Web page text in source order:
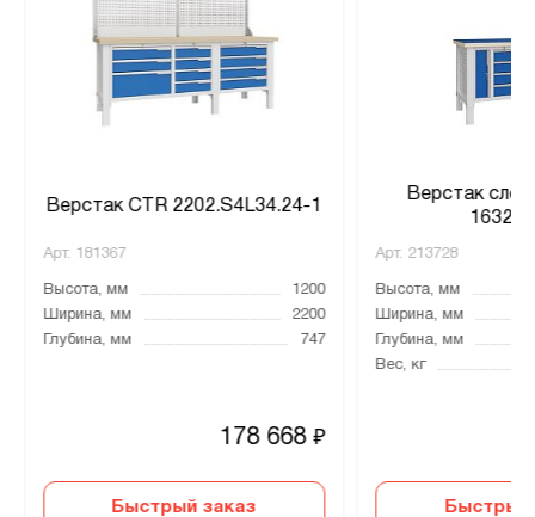
Верстак CTR 2202.S4L34.24-1
Арт. 181367
Высота, мм
1200
Ширина, мм
2200
Глубина, мм
747
178 668₽
Быстрый заказ
Верстак
Арт. 213728
Высота, мм
Ширина, мм
Глубина, мм
Вес, кг
Быстрый